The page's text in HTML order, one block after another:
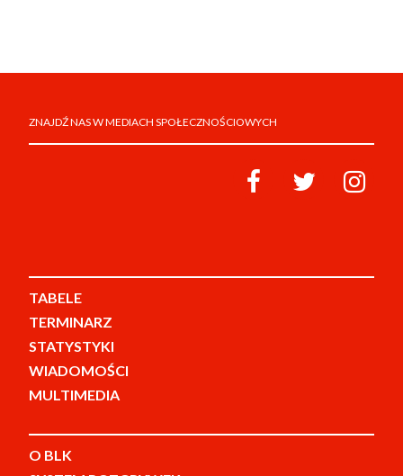
ZNAJDŹ NAS W MEDIACH SPOŁECZNOŚCIOWYCH
TABELE
TERMINARZ
STATYSTYKI
WIADOMOŚCI
MULTIMEDIA
O BLK